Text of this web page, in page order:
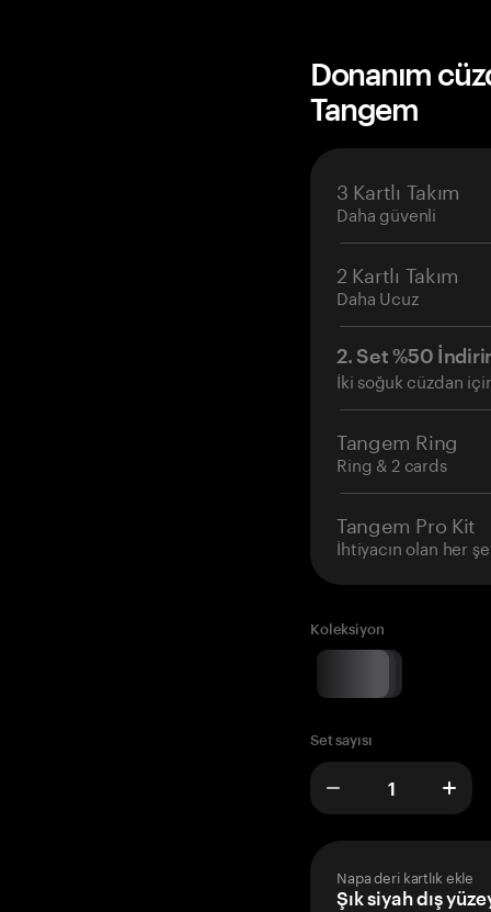
Donanım
Tangem
3 Kartlı Takım
Daha güvenli
2 Kartlı Takım
Daha Ucuz
2. Set %50
İki soğuk cüzdan
Tangem Ring
Ring & 2 cards
Tangem Pro Kit
İhtiyacın olan her
Koleksiyon
Set sayısı
Napa deri kartlık ekle
Şık siyah dış